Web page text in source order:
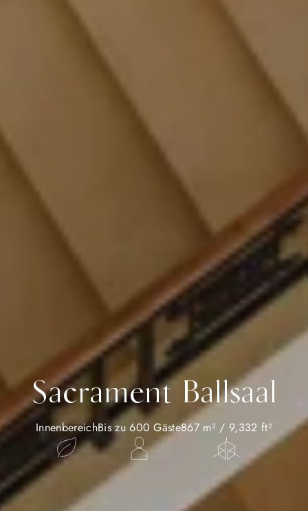
Sacrament Ballsaal
InnenbereichBis zu 600 Gäste867 m² / 9,332 ft²